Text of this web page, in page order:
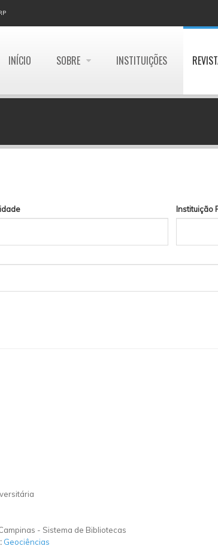
INÍCIO SOBRE INSTITUIÇÕES
Instituição
- Sistema de Bibliotecas
Geociências